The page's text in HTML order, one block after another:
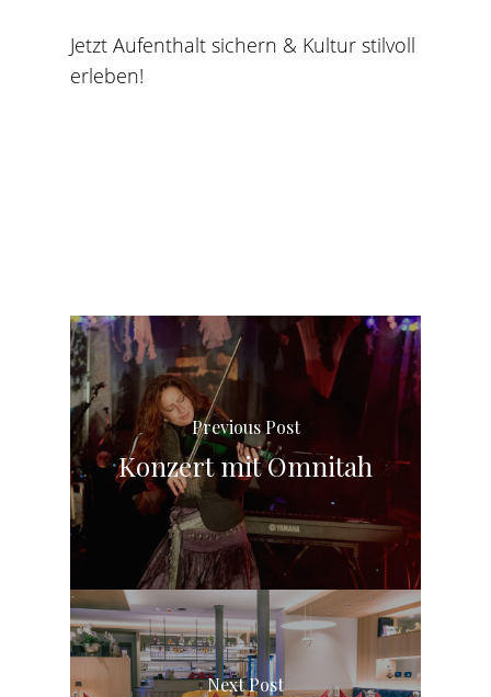
Jetzt Aufenthalt sichern & Kultur stilvoll
erleben!
Previous Post
Konzert mit Omnitah
Next Post